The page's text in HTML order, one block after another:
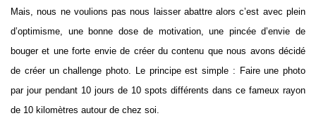
Mais, nous ne voulions pas nous laisser abattre alors c’est avec plein
d’optimisme, une bonne dose de motivation, une pincée d’envie de
bouger et une forte envie de créer du contenu que nous avons décidé
de créer un challenge photo. Le principe est simple : Faire une photo
par jour pendant 10 jours de 10 spots différents dans ce fameux rayon
de 10 kilomètres autour de chez soi.